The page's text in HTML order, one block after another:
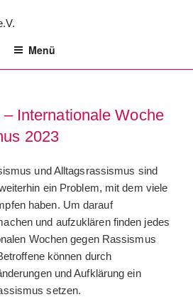
RLP E.V.
Menü
Internationale Woche
2023
und Alltagsrassismus sind
ein Problem, mit dem viele
haben. Um darauf
und aufzuklären finden jedes
Wochen gegen Rassismus
können durch
und Aufklärung ein
setzen.